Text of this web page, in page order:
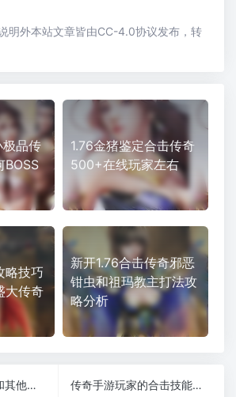
明外本站文章皆由CC-4.0协议发布，转
极品传
BOSS
1.76金猪鉴定合击传奇
500+在线玩家左右
略技巧
大传奇
新开1.76合击传奇邪恶
钳虫和祖玛教主打法攻
略分析
手游私服石阁试炼和其他副本有什么不一样
传奇手游玩家的合击技能施放要求